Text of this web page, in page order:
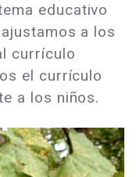
educativo
a los
currículo
el currículo
a los niños.